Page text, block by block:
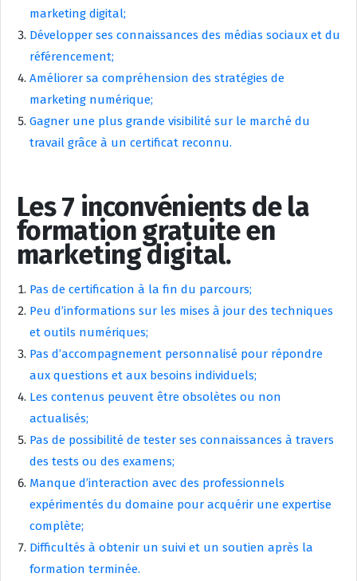
marketing digital;
Développer ses connaissances des médias sociaux et du
référencement;
Améliorer sa compréhension des stratégies de
marketing numérique;
Gagner une plus grande visibilité sur le marché du
travail grâce à un certificat reconnu.
Les 7 inconvénients de la
formation gratuite en
marketing digital.
Pas de certification à la fin du parcours;
Peu d’informations sur les mises à jour des techniques
et outils numériques;
Pas d’accompagnement personnalisé pour répondre
aux questions et aux besoins individuels;
Les contenus peuvent être obsolètes ou non
actualisés;
Pas de possibilité de tester ses connaissances à travers
des tests ou des examens;
Manque d’interaction avec des professionnels
expérimentés du domaine pour acquérir une expertise
complète;
Difficultés à obtenir un suivi et un soutien après la
formation terminée.